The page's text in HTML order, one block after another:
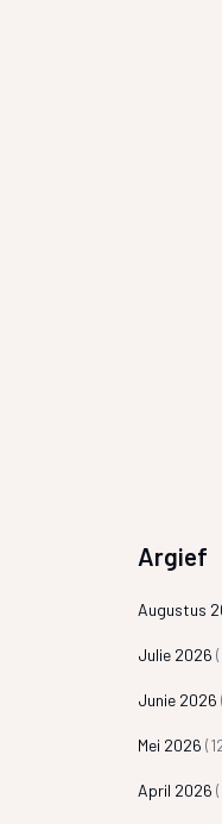
Argief
Augustus
Julie 2026
Junie 2026
Mei 2026
April 2026